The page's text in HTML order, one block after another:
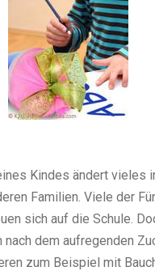
Kindes ändert vieles
Familien. Viele der
sich auf die Schule.
nach dem aufregenden
zum Beispiel mit